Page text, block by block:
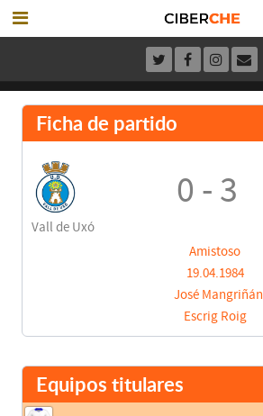
Ficha de partido
Vall de Uxó
0 - 3
Amistoso
19.04.1984
José Mangriñán
Escrig Roig
Equipos titulares